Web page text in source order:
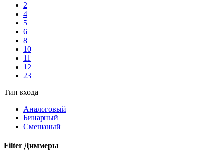
2
4
5
6
8
10
11
12
23
Тип входа
Аналоговый
Бинарный
Смешаный
Filter Диммеры